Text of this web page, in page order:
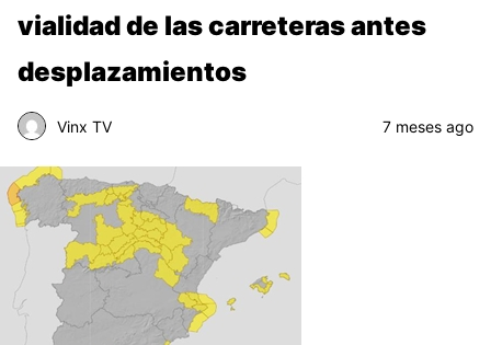
vialidad de las carreteras antes
desplazamientos
Vinx TV 7 meses ago